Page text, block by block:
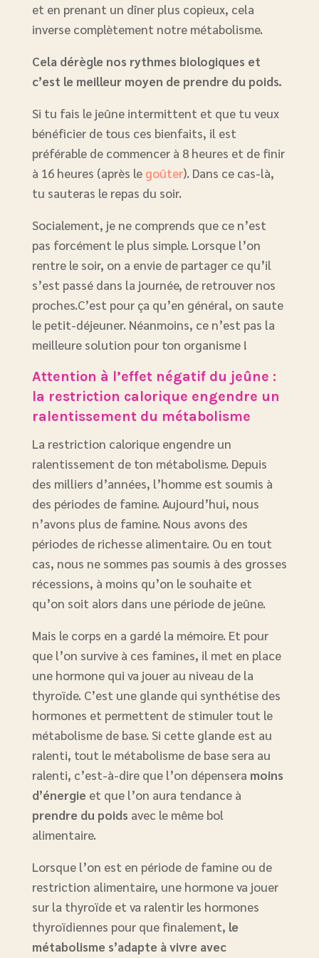
et en prenant un dîner plus copieux, cela
inverse complètement notre métabolisme.
Cela dérègle nos rythmes biologiques et
c’est le meilleur moyen de prendre du poids.
Si tu fais le jeûne intermittent et que tu veux
bénéficier de tous ces bienfaits, il est
préférable de commencer à 8 heures et de finir
à 16 heures (après le goûter). Dans ce cas-là,
tu sauteras le repas du soir.
Socialement, je ne comprends que ce n’est
pas forcément le plus simple. Lorsque l’on
rentre le soir, on a envie de partager ce qu’il
s’est passé dans la journée, de retrouver nos
proches.C’est pour ça qu’en général, on saute
le petit-déjeuner. Néanmoins, ce n’est pas la
meilleure solution pour ton organisme !
Attention à l’effet négatif du jeûne :
la restriction calorique engendre un
ralentissement du métabolisme
La restriction calorique engendre un
ralentissement de ton métabolisme. Depuis
des milliers d’années, l’homme est soumis à
des périodes de famine. Aujourd’hui, nous
n’avons plus de famine. Nous avons des
périodes de richesse alimentaire. Ou en tout
cas, nous ne sommes pas soumis à des grosses
récessions, à moins qu’on le souhaite et
qu’on soit alors dans une période de jeûne.
Mais le corps en a gardé la mémoire. Et pour
que l’on survive à ces famines, il met en place
une hormone qui va jouer au niveau de la
thyroïde. C’est une glande qui synthétise des
hormones et permettent de stimuler tout le
métabolisme de base. Si cette glande est au
ralenti, tout le métabolisme de base sera au
ralenti, c’est-à-dire que l’on dépensera moins
d’énergie et que l’on aura tendance à
prendre du poids avec le même bol
alimentaire.
Lorsque l’on est en période de famine ou de
restriction alimentaire, une hormone va jouer
sur la thyroïde et va ralentir les hormones
thyroïdiennes pour que finalement, le
métabolisme s’adapte à vivre avec